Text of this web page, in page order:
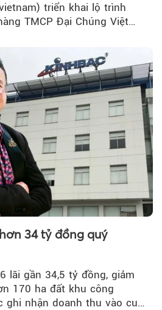
triển khai lộ trình
TMCP Đại Chúng Việt
34 tỷ đồng quý
lãi gần 34,5 tỷ đồng, giảm
170 ha đất khu công
ghi nhận doanh thu vào cuối